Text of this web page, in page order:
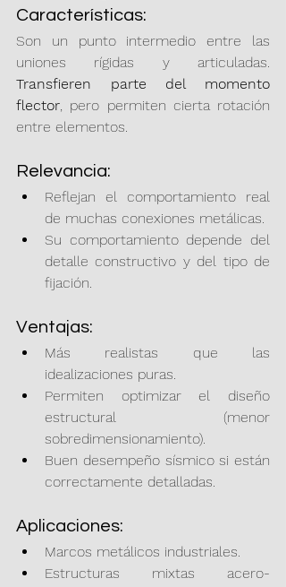
Características:
Son un punto intermedio entre las
Transfieren parte del momento
flector, pero permiten cierta rotación
entre elementos.
Relevancia:
Reflejan el comportamiento real
de muchas conexiones metálicas.
Su comportamiento depende del
detalle constructivo y del tipo de
fijación.
Ventajas:
Más realistas que las
idealizaciones puras.
Permiten optimizar el diseño
estructural (menor
sobredimensionamiento).
Buen desempeño sísmico si están
correctamente detalladas.
Aplicaciones:
Marcos metálicos industriales.
Estructuras mixtas acero-